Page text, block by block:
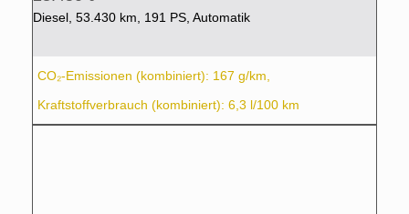
Diesel, 53.430 km, 191 PS, Automatik
CO₂-Emissionen (kombiniert): 167 g/km,
Kraftstoffverbrauch (kombiniert): 6,3 l/100 km